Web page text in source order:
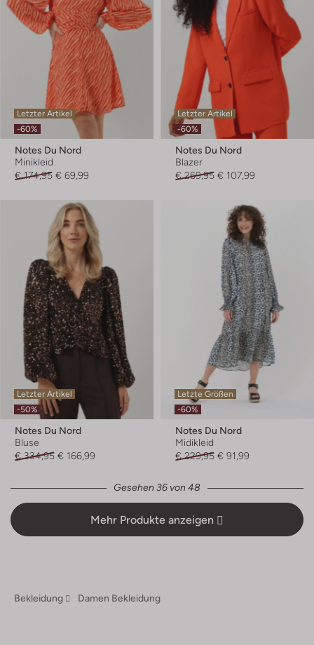
Letzter Artikel
-60%
Notes Du Nord
Minikleid
€ 174,95 € 69,99
Letzter Artikel
-60%
Notes Du Nord
Blazer
€ 269,95 € 107,99
Letzter Artikel
-50%
Notes Du Nord
Bluse
€ 334,95 € 166,99
Letzte Größen
-60%
Notes Du Nord
Midikleid
€ 229,95 € 91,99
Gesehen 36 von 48
Mehr Produkte anzeigen
Bekleidung Damen Bekleidung